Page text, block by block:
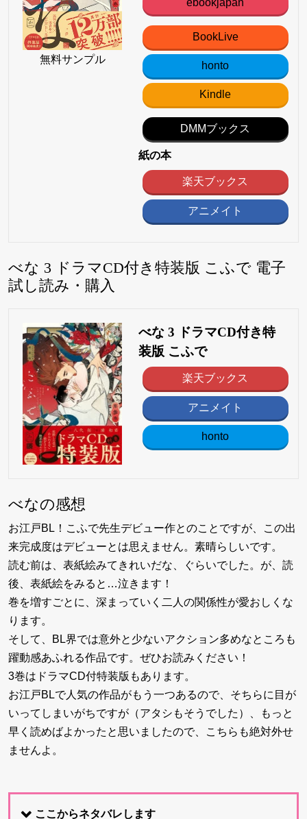
無料サンプル
BookLive
honto
Kindle
DMMブックス
紙の本
楽天ブックス
アニメイト
べな 3 ドラマCD付き特装版 こふで 電子
試し読み・購入
べな 3 ドラマCD付き特
装版 こふで
楽天ブックス
アニメイト
honto
べなの感想
お江戸BL！こふで先生デビュー作とのことですが、この出
来完成度はデビューとは思えません。素晴らしいです。
読む前は、表紙絵みてきれいだな、ぐらいでした。が、読
後、表紙絵をみると…泣きます！
巻を増すごとに、深まっていく二人の関係性が愛おしくな
ります。
そして、BL界では意外と少ないアクション多めなところも
躍動感あふれる作品です。ぜひお読みください！
3巻はドラマCD付特装版もあります。
お江戸BLで人気の作品がもう一つあるので、そちらに目が
いってしまいがちですが（アタシもそうでした）、もっと
早く読めばよかったと思いましたので、こちらも絶対外せ
ませんよ。
ここからネタバレします